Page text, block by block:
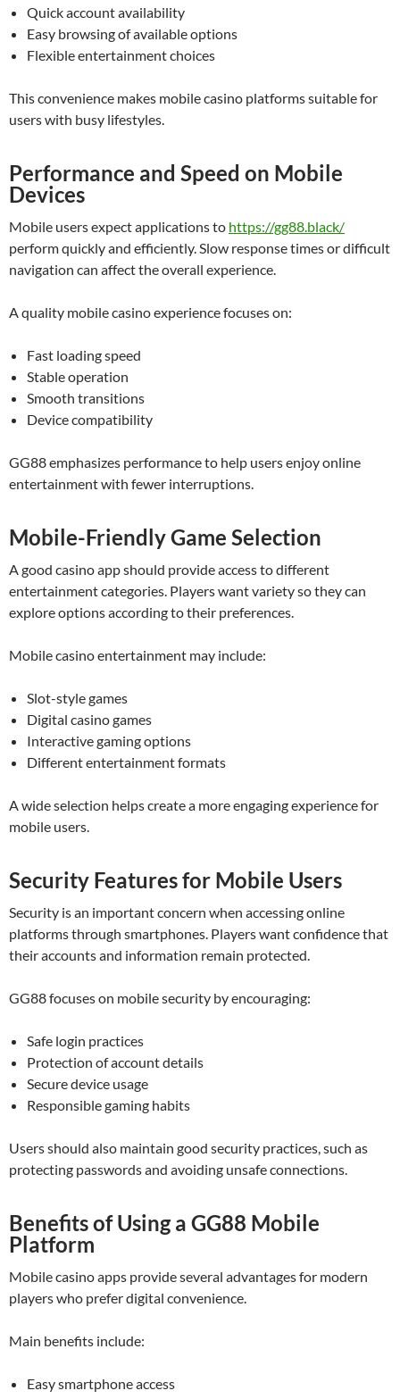
Quick account availability
Easy browsing of available options
Flexible entertainment choices
This convenience makes mobile casino platforms suitable for
users with busy lifestyles.
Performance and Speed on Mobile
Devices
Mobile users expect applications to https://gg88.black/
perform quickly and efficiently. Slow response times or difficult
navigation can affect the overall experience.
A quality mobile casino experience focuses on:
Fast loading speed
Stable operation
Smooth transitions
Device compatibility
GG88 emphasizes performance to help users enjoy online
entertainment with fewer interruptions.
Mobile-Friendly Game Selection
A good casino app should provide access to different
entertainment categories. Players want variety so they can
explore options according to their preferences.
Mobile casino entertainment may include:
Slot-style games
Digital casino games
Interactive gaming options
Different entertainment formats
A wide selection helps create a more engaging experience for
mobile users.
Security Features for Mobile Users
Security is an important concern when accessing online
platforms through smartphones. Players want confidence that
their accounts and information remain protected.
GG88 focuses on mobile security by encouraging:
Safe login practices
Protection of account details
Secure device usage
Responsible gaming habits
Users should also maintain good security practices, such as
protecting passwords and avoiding unsafe connections.
Benefits of Using a GG88 Mobile
Platform
Mobile casino apps provide several advantages for modern
players who prefer digital convenience.
Main benefits include:
Easy smartphone access